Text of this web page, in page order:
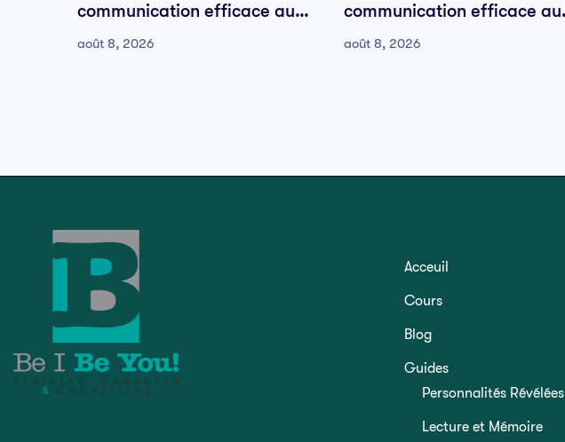
communication efficace au
sein de votre équipe
août 8, 2026
communication efficace au
sein de votre équipe
août 8, 2026
Acceuil
Cours
Blog
Guides
Personnalités Révélées
Lecture et Mémoire